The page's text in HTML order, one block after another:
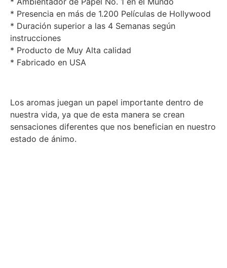
* Presencia en más de 1.200 Películas de Hollywood
* Duración superior a las 4 Semanas según
instrucciones
* Producto de Muy Alta calidad
* Fabricado en USA
Los aromas juegan un papel importante dentro de
nuestra vida, ya que de esta manera se crean
sensaciones diferentes que nos benefician en nuestro
estado de ánimo.